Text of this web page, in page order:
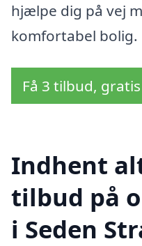
hjælpe dig på vej
komfortabel bolig.
Få 3 tilbud,
Indhent
tilbud på
i Seden